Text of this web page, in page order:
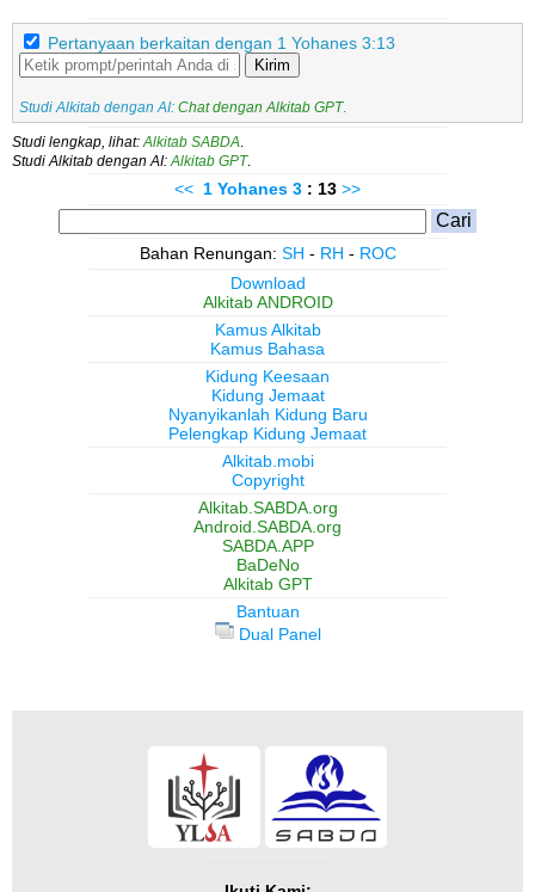
Pertanyaan berkaitan dengan 1 Yohanes 3:13
Kirim
Studi Alkitab dengan AI: Chat dengan Alkitab GPT.
Studi lengkap, lihat: Alkitab SABDA
Studi Alkitab dengan AI: Alkitab GPT.
<< 1 Yohanes 3 : 13 >>
Bahan Renungan: SH - RH - ROC
Download
Alkitab ANDROID
Kamus Alkitab
Kamus Bahasa
Kidung Keesaan
Kidung Jemaat
Nyanyikanlah Kidung Baru
Pelengkap Kidung Jemaat
Alkitab.mobi
Copyright
Alkitab.SABDA.org
Android.SABDA.org
SABDA.APP
BaDeNo
Alkitab GPT
Bantuan
Dual Panel